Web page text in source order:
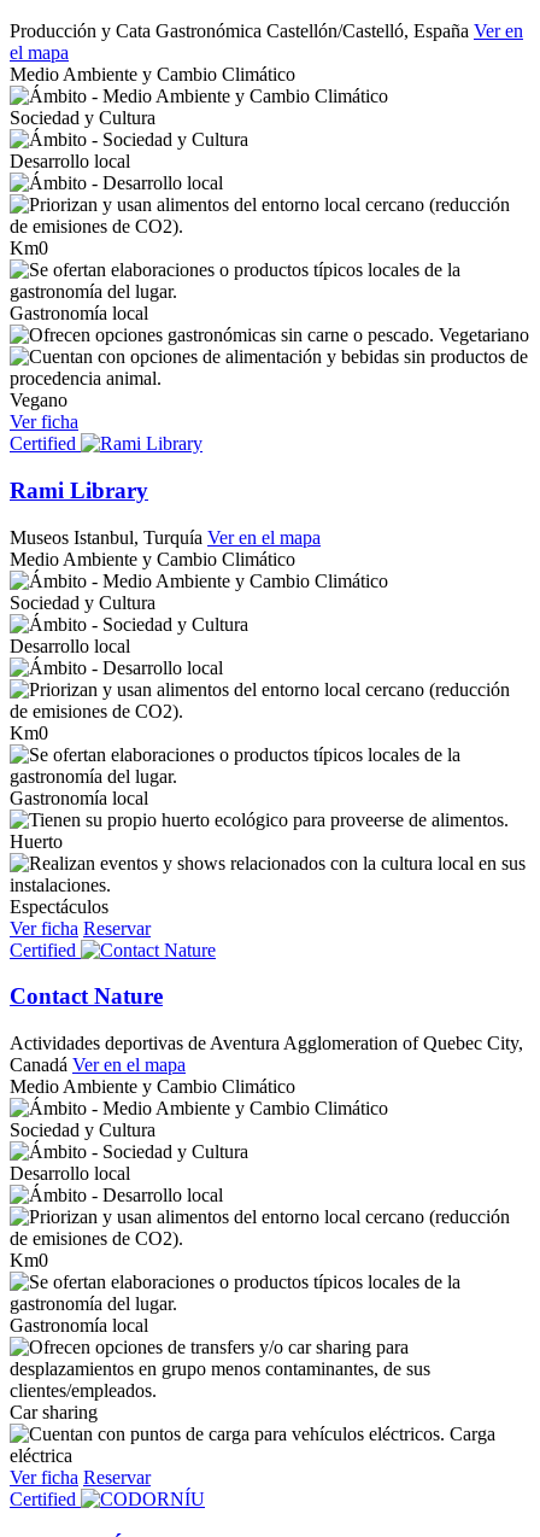
Producción y Cata Gastronómica Castellón/Castelló, España Ver en
el mapa
Medio Ambiente y Cambio Climático
Sociedad y Cultura
Desarrollo local
Km0
Gastronomía local
Vegetariano
Vegano
Ver ficha
Certified
Rami Library
Museos Istanbul, Turquía Ver en el mapa
Medio Ambiente y Cambio Climático
Sociedad y Cultura
Desarrollo local
Km0
Gastronomía local
Huerto
Espectáculos
Ver ficha Reservar
Certified
Contact Nature
Actividades deportivas de Aventura Agglomeration of Quebec City,
Canadá Ver en el mapa
Medio Ambiente y Cambio Climático
Sociedad y Cultura
Desarrollo local
Km0
Gastronomía local
Car sharing
Carga
eléctrica
Ver ficha Reservar
Certified